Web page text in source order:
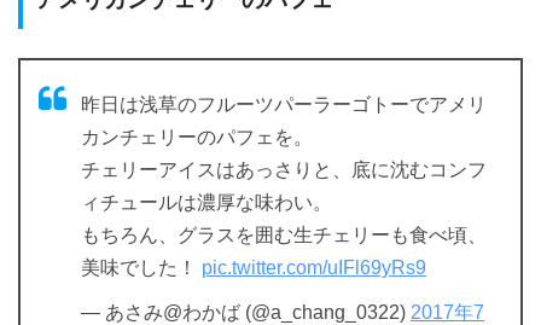
昨日は浅草のフルーツパーラーゴトーでアメリ
カンチェリーのパフェを。
チェリーアイスはあっさりと、底に沈むコンフ
ィチュールは濃厚な味わい。
もちろん、グラスを囲む生チェリーも食べ頃、
美味でした！ pic.twitter.com/uIFl69yRs9
— あさみ@わかば (@a_chang_0322) 2017年7